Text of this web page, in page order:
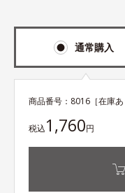
通常購入
商品番号： 8016 ［在庫あ
税込1,760円